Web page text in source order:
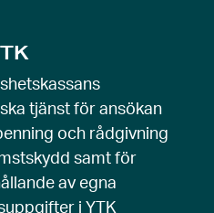
tjänst för ansökan
och rådgivning
samt för
av egna
i YTK